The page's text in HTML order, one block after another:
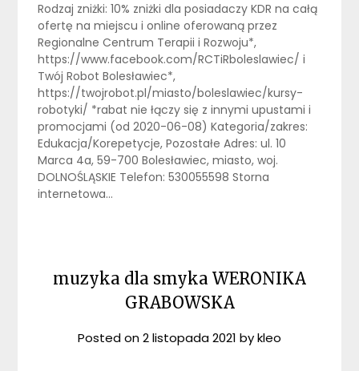
Rodzaj zniżki: 10% zniżki dla posiadaczy KDR na całą
ofertę na miejscu i online oferowaną przez
Regionalne Centrum Terapii i Rozwoju*,
https://www.facebook.com/RCTiRboleslawiec/ i
Twój Robot Bolesławiec*,
https://twojrobot.pl/miasto/boleslawiec/kursy-
robotyki/ *rabat nie łączy się z innymi upustami i
promocjami (od 2020-06-08) Kategoria/zakres:
Edukacja/Korepetycje, Pozostałe Adres: ul. 10
Marca 4a, 59-700 Bolesławiec, miasto, woj.
DOLNOŚLĄSKIE Telefon: 530055598 Storna
internetowa…
muzyka dla smyka WERONIKA
GRABOWSKA
Posted on2 listopada 2021 bykleo